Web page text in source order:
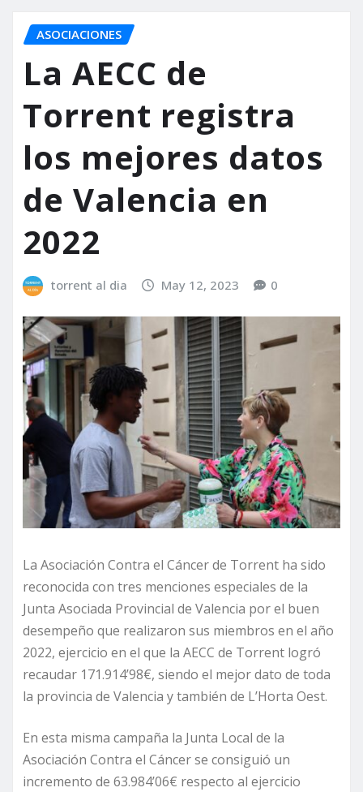
ASOCIACIONES
La AECC de
Torrent registra
los mejores datos
de Valencia en
2022
torrent al dia May 12, 2023 0
La Asociación Contra el Cáncer de Torrent ha sido
reconocida con tres menciones especiales de la
Junta Asociada Provincial de Valencia por el buen
desempeño que realizaron sus miembros en el año
2022, ejercicio en el que la AECC de Torrent logró
recaudar 171.914’98€, siendo el mejor dato de toda
la provincia de Valencia y también de L’Horta Oest.
En esta misma campaña la Junta Local de la
Asociación Contra el Cáncer se consiguió un
incremento de 63.984’06€ respecto al ejercicio